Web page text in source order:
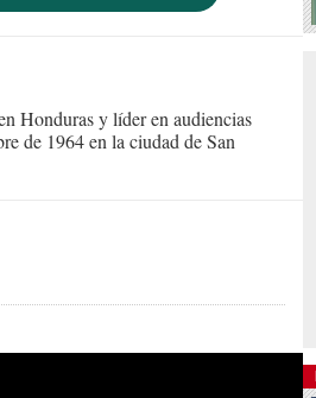
Honduras y líder en audiencias
de 1964 en la ciudad de San